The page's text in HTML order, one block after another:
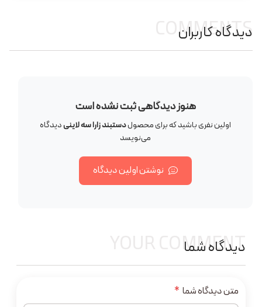
دیدگاه کاربران
COMMENTS
هنوز دیدگاهی ثبت نشده است
اولین نفری باشید که برای محصولدستبند زارا سه لاینیدیدگاه
می‌نویسد
نوشتن اولین دیدگاه
دیدگاه شما
YOUR COMMENT
متن دیدگاه شما *